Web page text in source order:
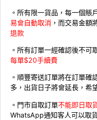
。所有限一貨品，每一個賬
易會自動取消 ，而交易金額
退款
。所有訂單一經確認後不可
每單$20手續費
。順豐寄送訂單將在訂單確
多，出貨日子將會延長，希
。門市自取訂單不能即日取
WhatsApp通知客人可以取